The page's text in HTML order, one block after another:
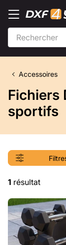
Accessoires
Fichiers
sportifs
1 résultat